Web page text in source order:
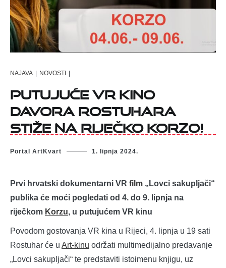
NAJAVA | NOVOSTI |
Putujuće VR kino
Davora Rostuhara
stiže na riječko Korzo!
Portal ArtKvart 1. lipnja 2024.
Prvi hrvatski dokumentarni VR film „Lovci sakupljači“
publika će moći pogledati od 4. do 9. lipnja na
riječkom Korzu, u putujućem VR kinu
Povodom gostovanja VR kina u Rijeci, 4. lipnja u 19 sati
Rostuhar će u Art-kinu održati multimedijalno predavanje
„Lovci sakupljači“ te predstaviti istoimenu knjigu, uz